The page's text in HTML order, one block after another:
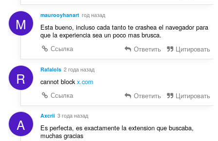
M maurooyhanart год назад
Esta bueno, incluso cada tanto te crashea el navegador para
que la experiencia sea un poco mas brusca.
Ссылка
Ответить Цитировать
R Rafalols 2 года назад
cannot block x.com
Ссылка
Ответить Цитировать
A Axcrii 3 года назад
Es perfecta, es exactamente la extension que buscaba,
muchas gracias